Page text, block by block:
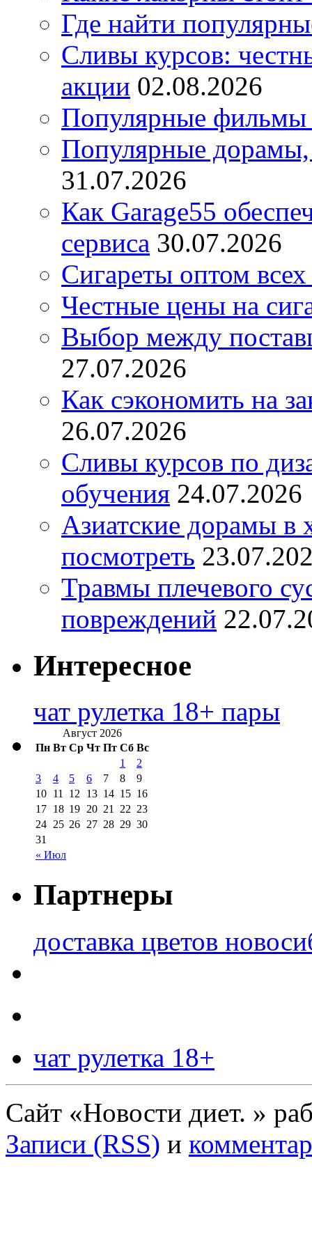
Где найти
Сливы курсов:
акции 02.08.2026
Популярные фильмы
Популярные дорамы,
31.07.2026
Как Garage55
сервиса 30.07.2026
Сигареты оптом
Честные цены на
Выбор между
27.07.2026
Как сэкономить на
26.07.2026
Сливы курсов по
обучения 24.07.2026
Азиатские дорамы в
посмотреть
Травмы плечевого
повреждений
Интересное
чат рулетка 18+ пары
Август 2026
Пн Вт Ср Чт Пт Сб Вс
« Июл
1
2
3
4 5 6 7 8
9
10 11 12 13 14 15 16
17 18 19 20 21 22 23
24 25 26 27 28 29 30
31
Партнеры
доставка цветов
чат рулетка 18+
Сайт «Новости диет. »
Записи (RSS) и